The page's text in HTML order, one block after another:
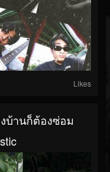
Likes
บ้านก็ต้องซ่อม